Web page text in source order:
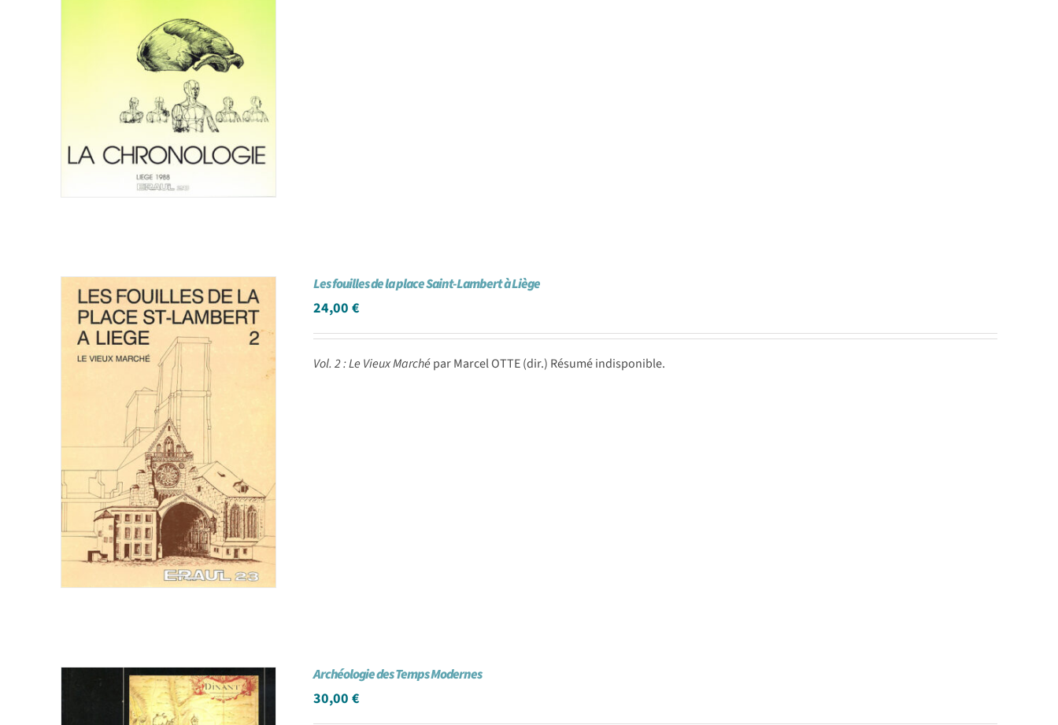
Les fouilles de la place Saint-Lambert à Liège
24,00€
Vol. 2 : Le Vieux Marchépar Marcel OTTE (dir.) Résumé indisponible.
Archéologie des Temps Modernes
30,00€